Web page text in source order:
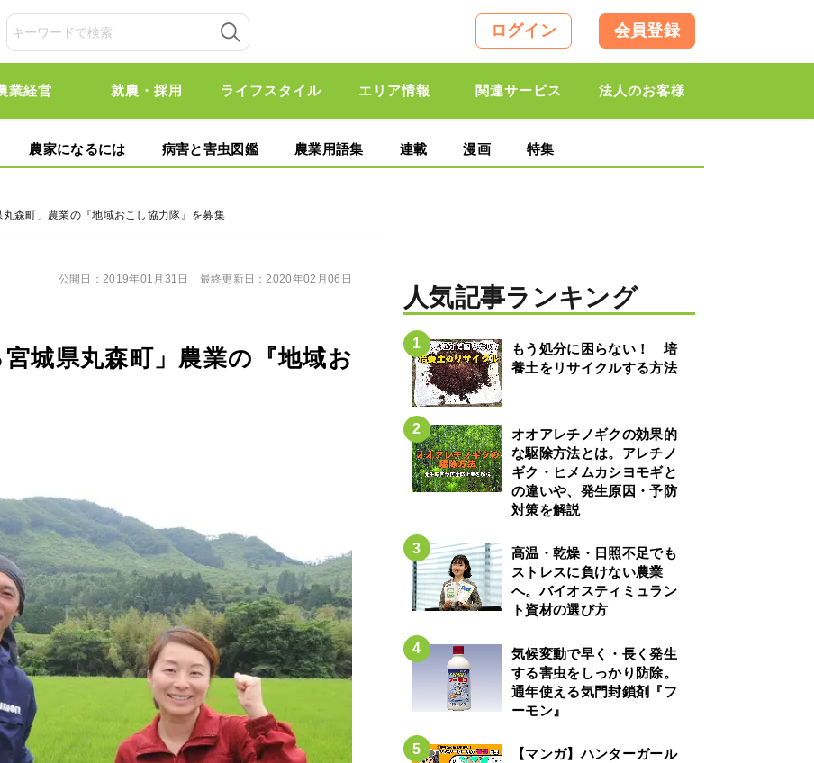
ログイン 会員登録
業経営 就農・採用 ライフスタイル エリア情報 関連サービス 法人のお客様
農家になるには 病害と害虫図鑑 農業用語集 連載 漫画 特集
森町」農業の『地域おこし協力隊』を募集
宮城県丸森町」農業の『地域お
公開日：2019年01月31日 最終更新日：2020年02月06日
人気記事ランキング
もう処分に困らない！ 培
養土をリサイクルする方法
オオアレチノギクの効果的
な駆除方法とは。アレチノ
ギク・ヒメムカシヨモギと
の違いや、発生原因・予防
対策を解説
高温・乾燥・日照不足でも
ストレスに負けない農業
へ。バイオスティミュラン
ト資材の選び方
気候変動で早く・長く発生
する害虫をしっかり防除。
通年使える気門封鎖剤『フ
ーモン』
【マンガ】ハンターガール